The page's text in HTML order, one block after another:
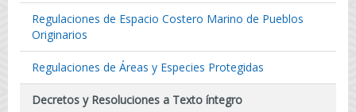
Regulaciones de Espacio Costero Marino de Pueblos
Originarios
Regulaciones de Áreas y Especies Protegidas
Decretos y Resoluciones a Texto íntegro